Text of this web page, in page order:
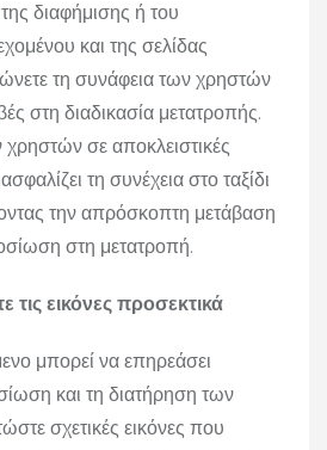
διαφήμισης ή του
και της σελίδας
τη συνάφεια των χρηστών
στη διαδικασία μετατροπής.
σε αποκλειστικές
τη συνέχεια στο ταξίδι
την απρόσκοπτη μετάβαση
στη μετατροπή.
τις εικόνες προσεκτικά
μπορεί να επηρεάσει
και τη διατήρηση των
σχετικές εικόνες που